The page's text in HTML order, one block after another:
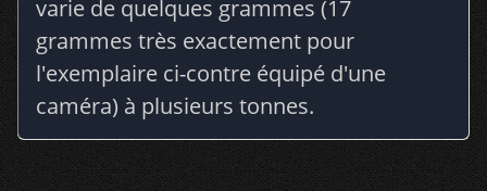
varie de quelques grammes (17
grammes très exactement pour
l'exemplaire ci-contre équipé d'une
caméra) à plusieurs tonnes.